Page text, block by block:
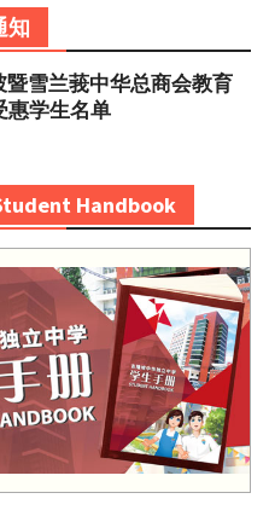
知
暨雪兰莪中华总商会教育
惠学生名单
Handbook